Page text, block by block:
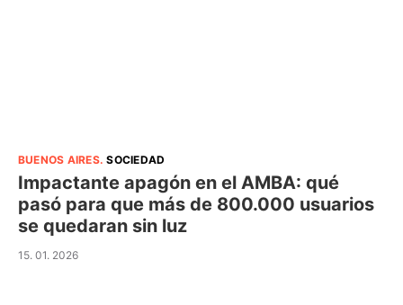
BUENOS AIRES.SOCIEDAD
Impactante apagón en el AMBA: qué
pasó para que más de 800.000 usuarios
se quedaran sin luz
15. 01. 2026